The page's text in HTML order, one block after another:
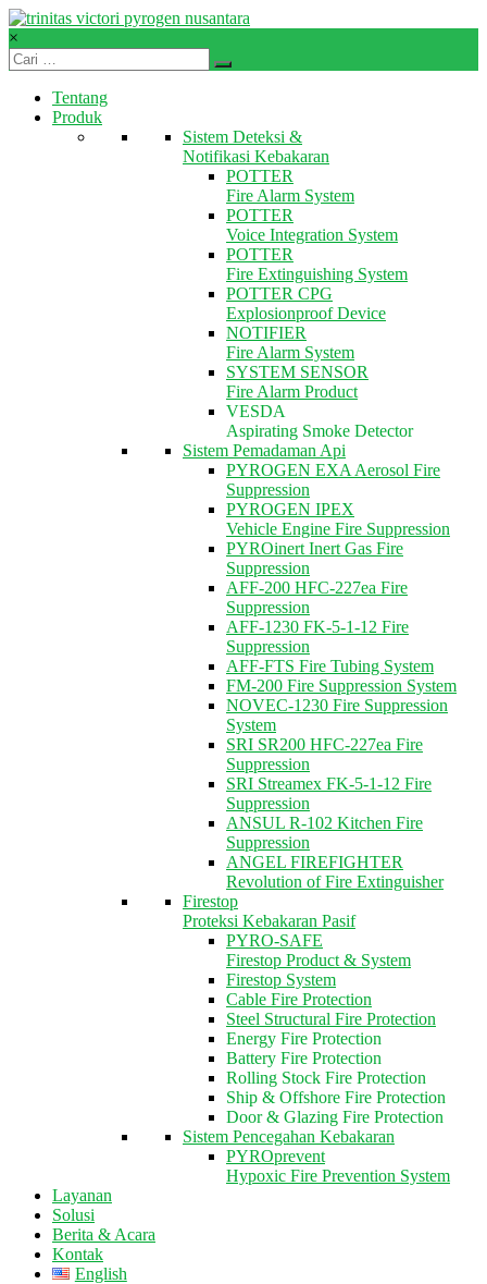
Skip
to
content
TVPN.ID
Produk
×
Tentang
Produk
Sistem Deteksi &
Notifikasi Kebakaran
POTTER
Fire Alarm System
POTTER
Voice Integration System
POTTER
Fire Extinguishing System
POTTER CPG
Explosionproof Device
NOTIFIER
Fire Alarm System
SYSTEM SENSOR
Fire Alarm Product
VESDA
Aspirating Smoke Detector
Sistem Pemadaman Api
PYROGEN EXA Aerosol Fire
Suppression
PYROGEN IPEX
Vehicle Engine Fire Suppression
PYROinert Inert Gas Fire
Suppression
AFF-200 HFC-227ea Fire
Suppression
AFF-1230 FK-5-1-12 Fire
Suppression
AFF-FTS Fire Tubing System
FM-200 Fire Suppression System
NOVEC-1230 Fire Suppression
System
SRI SR200 HFC-227ea Fire
Suppression
SRI Streamex FK-5-1-12 Fire
Suppression
ANSUL R-102 Kitchen Fire
Suppression
ANGEL FIREFIGHTER
Revolution of Fire Extinguisher
Firestop
Proteksi Kebakaran Pasif
PYRO-SAFE
Firestop Product & System
Firestop System
Cable Fire Protection
Steel Structural Fire Protection
Energy Fire Protection
Battery Fire Protection
Rolling Stock Fire Protection
Ship & Offshore Fire Protection
Door & Glazing Fire Protection
Sistem Pencegahan Kebakaran
PYROprevent
Hypoxic Fire Prevention System
Layanan
Solusi
Berita & Acara
Kontak
English